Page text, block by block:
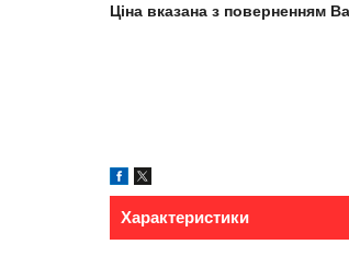
Ціна вказана з поверненням
Характеристики